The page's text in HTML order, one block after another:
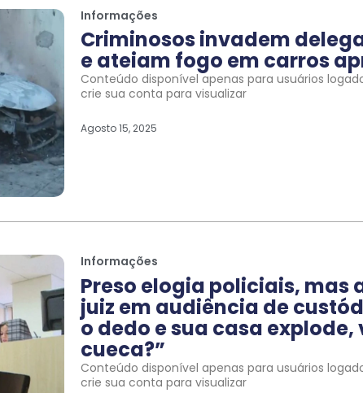
Informações
Criminosos invadem
e ateiam fogo em carros
Conteúdo disponível apenas para usuários
crie sua conta para visualizar
Agosto 15, 2025
Informações
Preso elogia policiais, mas
juiz em audiência de
o dedo e sua casa explode,
cueca?”
Conteúdo disponível apenas para usuários
crie sua conta para visualizar